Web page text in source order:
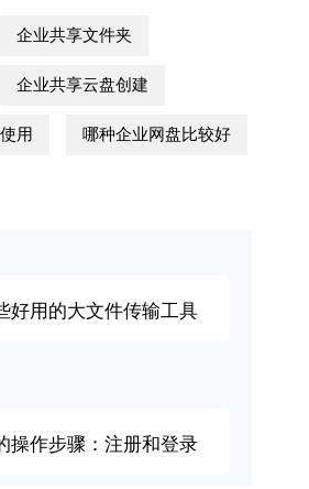
企业共享文件夹
企业共享云盘创建
用 哪种企业网盘比较好
好用的大文件传输工具
操作步骤：注册和登录